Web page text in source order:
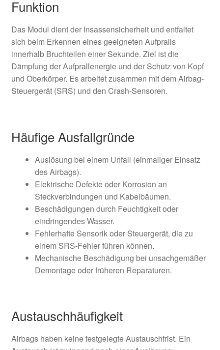
Funktion
Das Modul dient der Insassensicherheit und entfaltet
sich beim Erkennen eines geeigneten Aufpralls
innerhalb Bruchteilen einer Sekunde. Ziel ist die
Dämpfung der Aufprallenergie und der Schutz von Kopf
und Oberkörper. Es arbeitet zusammen mit dem Airbag-
Steuergerät (SRS) und den Crash-Sensoren.
Häufige Ausfallgründe
Auslösung bei einem Unfall (einmaliger Einsatz
des Airbags).
Elektrische Defekte oder Korrosion an
Steckverbindungen und Kabelbäumen.
Beschädigungen durch Feuchtigkeit oder
eindringendes Wasser.
Fehlerhafte Sensorik oder Steuergerät, die zu
einem SRS-Fehler führen können.
Mechanische Beschädigung bei unsachgemäßer
Demontage oder früheren Reparaturen.
Austauschhäufigkeit
Airbags haben keine festgelegte Austauschfrist. Ein